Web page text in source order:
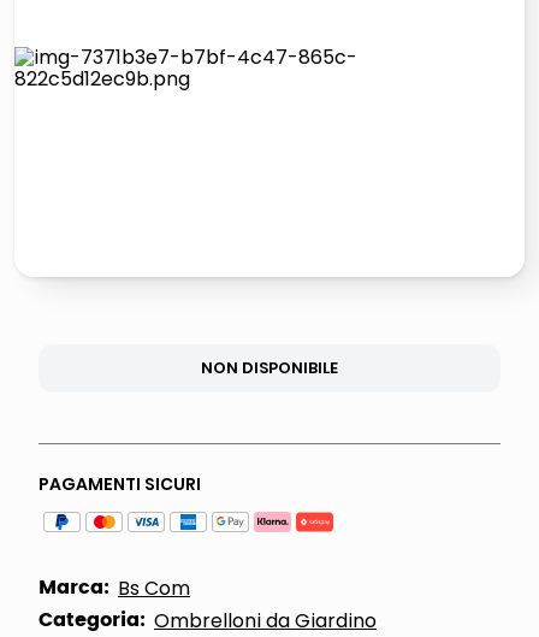
pattumiera raccolta differenziata
NON DISPONIBILE
PAGAMENTI SICURI
Marca: Bs Com
Categoria: Ombrelloni da Giardino